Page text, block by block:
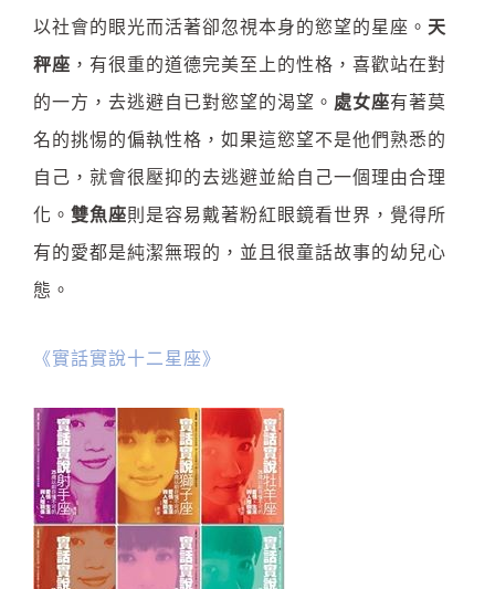
以社會的眼光而活著卻忽視本身的慾望的星座。 天
秤座 ，有很重的道德完美至上的性格，喜歡站在對
的一方，去逃避自已對慾望的渴望。 處女座有著莫
名的挑惕的偏執性格，如果這慾望不是他們熟悉的
自己，就會很壓抑的去逃避並給自己一個理由合理
化。 雙魚座則是容易戴著粉紅眼鏡看世界，覺得所
有的愛都是純潔無瑕的，並且很童話故事的幼兒心
態。
《實話實說十二星座》